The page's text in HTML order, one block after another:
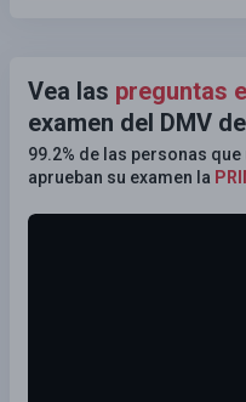
Vea las preguntas
examen del DMV
99.2% de las personas
aprueban su examen la